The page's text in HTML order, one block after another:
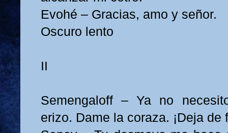
Evohé – Gracias, amo y señor.
Oscuro lento
II
Semengaloff – Ya no
erizo. Dame la coraza. ¡Deja de